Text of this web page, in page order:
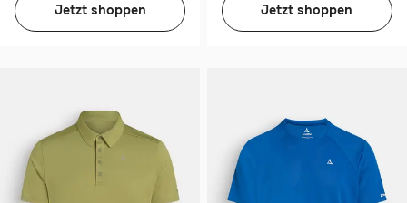
Jetzt shoppen Jetzt shoppen